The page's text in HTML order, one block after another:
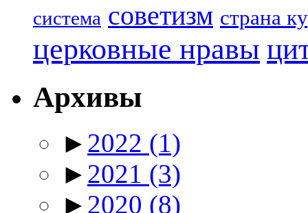
система советизм страна
церковные нравы
Архивы
► 2022 (1)
► 2021 (3)
► 2020 (8)